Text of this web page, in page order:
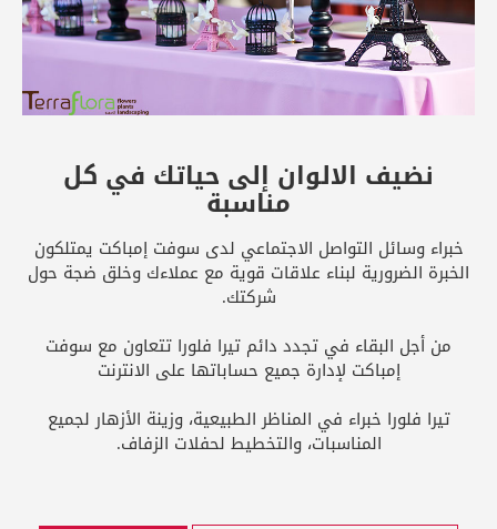
نضيف الالوان إلى حياتك في كل
مناسبة
خبراء وسائل التواصل الاجتماعي لدى سوفت إمباكت يمتلكون
الخبرة الضرورية لبناء علاقات قوية مع عملاءك وخلق ضجة حول
شركتك.
من أجل البقاء في تجدد دائم تيرا فلورا تتعاون مع سوفت
إمباكت لإدارة جميع حساباتها على الانترنت
تيرا فلورا خبراء في المناظر الطبيعية، وزينة الأزهار لجميع
المناسبات، والتخطيط لحفلات الزفاف.